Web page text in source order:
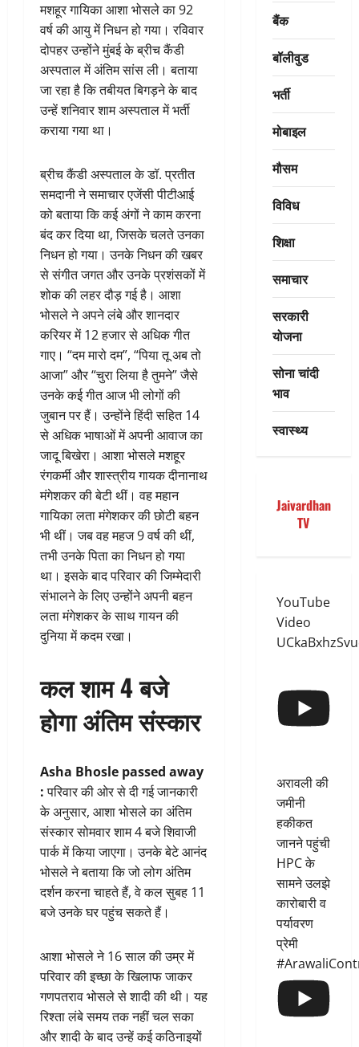
मशहूर गायिका आशा भोसले का 92
वर्ष की आयु में निधन हो गया। रविवार
दोपहर उन्होंने मुंबई के ब्रीच कैंडी
अस्पताल में अंतिम सांस ली। बताया
जा रहा है कि तबीयत बिगड़ने के बाद
उन्हें शनिवार शाम अस्पताल में भर्ती
कराया गया था।
ब्रीच कैंडी अस्पताल के डॉ. प्रतीत
समदानी ने समाचार एजेंसी पीटीआई
को बताया कि कई अंगों ने काम करना
बंद कर दिया था, जिसके चलते उनका
निधन हो गया। उनके निधन की खबर
से संगीत जगत और उनके प्रशंसकों में
शोक की लहर दौड़ गई है। आशा
भोसले ने अपने लंबे और शानदार
करियर में 12 हजार से अधिक गीत
गाए। “दम मारो दम”, “पिया तू अब तो
आजा” और “चुरा लिया है तुमने” जैसे
उनके कई गीत आज भी लोगों की
जुबान पर हैं। उन्होंने हिंदी सहित 14
से अधिक भाषाओं में अपनी आवाज का
जादू बिखेरा। आशा भोसले मशहूर
रंगकर्मी और शास्त्रीय गायक दीनानाथ
मंगेशकर की बेटी थीं। वह महान
गायिका लता मंगेशकर की छोटी बहन
भी थीं। जब वह महज 9 वर्ष की थीं,
तभी उनके पिता का निधन हो गया
था। इसके बाद परिवार की जिम्मेदारी
संभालने के लिए उन्होंने अपनी बहन
लता मंगेशकर के साथ गायन की
दुनिया में कदम रखा।
कल शाम 4 बजे
होगा अंतिम संस्कार
Asha Bhosle passed away
:परिवार की ओर से दी गई जानकारी
के अनुसार, आशा भोसले का अंतिम
संस्कार सोमवार शाम 4 बजे शिवाजी
पार्क में किया जाएगा। उनके बेटे आनंद
भोसले ने बताया कि जो लोग अंतिम
दर्शन करना चाहते हैं, वे कल सुबह 11
बजे उनके घर पहुंच सकते हैं।
आशा भोसले ने 16 साल की उम्र में
परिवार की इच्छा के खिलाफ जाकर
गणपतराव भोसले से शादी की थी। यह
रिश्ता लंबे समय तक नहीं चल सका
और शादी के बाद उन्हें कई कठिनाइयों
बैंक
बॉलीवुड
भर्ती
मोबाइल
मौसम
विविध
शिक्षा
समाचार
सरकारी
योजना
सोना चांदी
भाव
स्वास्थ्य
Jaivardhan
TV
YouTube
Video
अरावली की
जमीनी
हकीकत
जानने पहुंची
HPC के
सामने उलझे
कारोबारी व
पर्यावरण
प्रेमी